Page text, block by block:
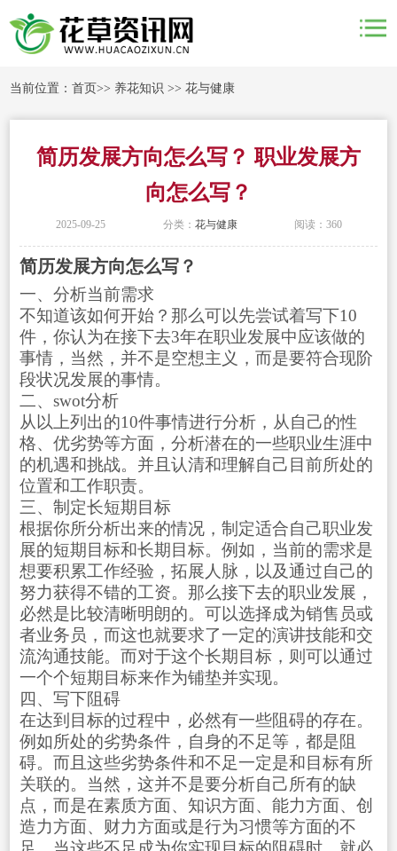
当前位置：首页>> 养花知识 >>花与健康
简历发展方向怎么写？ 职业发展方
向怎么写？
2025-09-25 分类： 花与健康 阅读：360
简历发展方向怎么写？
一、分析当前需求
不知道该如何开始？那么可以先尝试着写下10
件，你认为在接下去3年在职业发展中应该做的
事情，当然，并不是空想主义，而是要符合现阶
段状况发展的事情。
二、swot分析
从以上列出的10件事情进行分析，从自己的性
格、优劣势等方面，分析潜在的一些职业生涯中
的机遇和挑战。并且认清和理解自己目前所处的
位置和工作职责。
三、制定长短期目标
根据你所分析出来的情况，制定适合自己职业发
展的短期目标和长期目标。例如，当前的需求是
想要积累工作经验，拓展人脉，以及通过自己的
努力获得不错的工资。那么接下去的职业发展，
必然是比较清晰明朗的。可以选择成为销售员或
者业务员，而这也就要求了一定的演讲技能和交
流沟通技能。而对于这个长期目标，则可以通过
一个个短期目标来作为铺垫并实现。
四、写下阻碍
在达到目标的过程中，必然有一些阻碍的存在。
例如所处的劣势条件，自身的不足等，都是阻
碍。而且这些劣势条件和不足一定是和目标有所
关联的。当然，这并不是要分析自己所有的缺
点，而是在素质方面、知识方面、能力方面、创
造力方面、财力方面或是行为习惯等方面的不